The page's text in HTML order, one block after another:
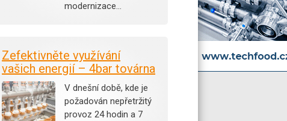
modernizace…
Zefektivněte využívání
vašich energií – 4bar továrna
V dnešní době, kde je
požadován nepřetržitý
provoz 24 hodin a 7